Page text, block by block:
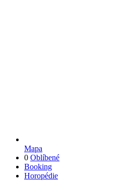
Mapa
0 Oblíbené
Booking
Horopédie